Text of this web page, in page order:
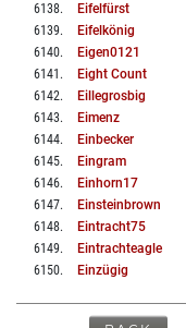
6138. Eifelfürst
6139. Eifelkönig
6140. Eigen0121
6141 . Eight Count
6142. Eillegrosbig
6143. Eimenz
6144. Einbecker
6145. Eingram
6146. Einhorn17
6147. Einsteinbrown
6148. Eintracht75
6149. Eintrachteagle
6150. Einzügig